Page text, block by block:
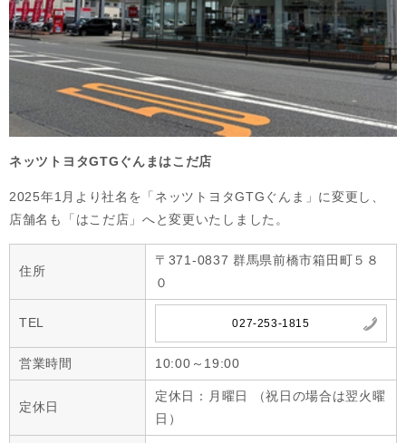
ネッツトヨタGTGぐんまはこだ店
2025年1月より社名を「ネッツトヨタGTGぐんま」に変更し、
店舗名も「はこだ店」へと変更いたしました。
住所
〒371-0837 群馬県前橋市箱田町５８
０
TEL 027-253-1815
営業時間 10:00～19:00
定休日
定休日：月曜日 （祝日の場合は翌火曜
日）